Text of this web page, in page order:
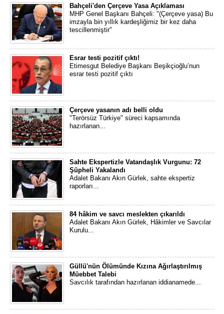
Bahçeli'den Çerçeve Yasa Açıklaması
MHP Genel Başkanı Bahçeli: "(Çerçeve yasa) Bu
imzayla bin yıllık kardeşliğimiz bir kez daha
tescillenmiştir"
Esrar testi pozitif çıktı!
Etimesgut Belediye Başkanı Beşikçioğlu’nun
esrar testi pozitif çıktı
Çerçeve yasanın adı belli oldu
"Terörsüz Türkiye" süreci kapsamında
hazırlanan...
Sahte Ekspertizle Vatandaşlık Vurgunu: 72
Şüpheli Yakalandı
Adalet Bakanı Akın Gürlek, sahte ekspertiz
raporları...
84 hâkim ve savcı meslekten çıkarıldı
Adalet Bakanı Akın Gürlek, Hâkimler ve Savcılar
Kurulu...
Güllü'nün Ölümünde Kızına Ağırlaştırılmış
Müebbet Talebi
Savcılık tarafından hazırlanan iddianamede...